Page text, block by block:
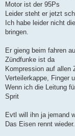
Motor ist der 95Ps
Leider steht er jetzt
Ich habe leider nicht
bringen.
Er gieng beim fahren
Zündfunke ist da
Kompression auf allen
Verteilerkappe, Finger
Wenn ich die Leitung
Sprit
Evtl will ihn ja jemand
Das Eisen rennt